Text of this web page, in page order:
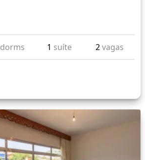
dorms 1 suíte 2vagas